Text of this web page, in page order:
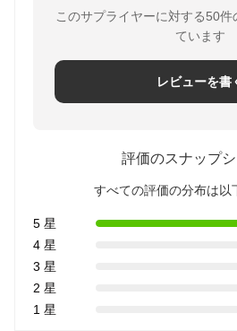
このサプライヤーに対する50
ています
レビューを書
評価のスナップシ
すべての評価の分布は以
5 星
4 星
3 星
2 星
1 星